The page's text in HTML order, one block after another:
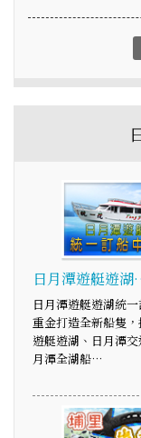
日月潭遊艇遊
日月潭遊艇遊湖統一
重金打造全新船隻
遊艇遊湖、日月潭
月潭全湖船…